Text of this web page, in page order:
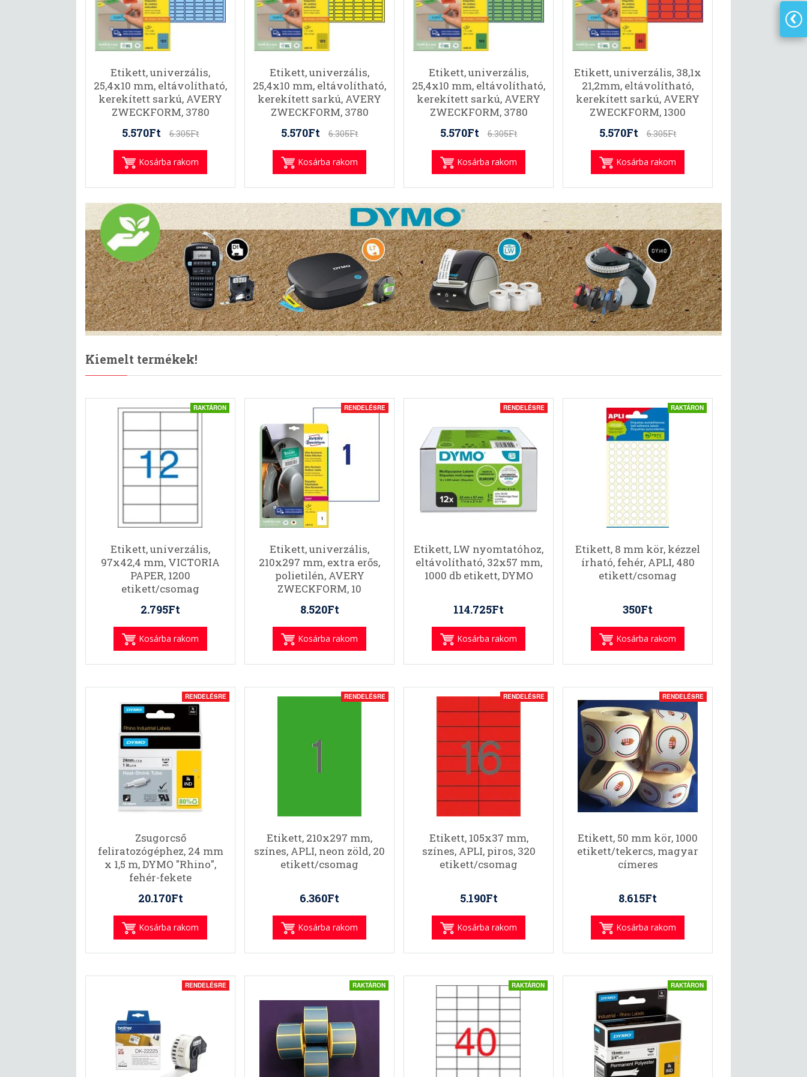
Etikett, univerzális,
25,4x10 mm, eltávolítható,
kerekített sarkú, AVERY
ZWECKFORM, 3780
5.570Ft 6.305Ft
Kosárba rakom
Etikett, univerzális,
25,4x10 mm, eltávolítható,
kerekített sarkú, AVERY
ZWECKFORM, 3780
5.570Ft 6.305Ft
Kosárba rakom
Etikett, univerzális,
25,4x10 mm, eltávolítható,
kerekített sarkú, AVERY
ZWECKFORM, 3780
5.570Ft 6.305Ft
Kosárba rakom
Etikett, univerzális, 38,1x
21,2mm, eltávolítható,
kerekített sarkú, AVERY
ZWECKFORM, 1300
5.570Ft 6.305Ft
Kosárba rakom
Kiemelt termékek!
RAKTÁRON
Etikett, univerzális,
97x42,4 mm, VICTORIA
PAPER, 1200
etikett/csomag
2.795Ft
Kosárba rakom
RENDELÉSRE
Etikett, univerzális,
210x297 mm, extra erős,
polietilén, AVERY
ZWECKFORM, 10
8.520Ft
Kosárba rakom
RENDELÉSRE
Etikett, LW nyomtatóhoz,
eltávolítható, 32x57 mm,
1000 db etikett, DYMO
114.725Ft
Kosárba rakom
RAKTÁRON
Etikett, 8 mm kör, kézzel
írható, fehér, APLI, 480
etikett/csomag
350Ft
Kosárba rakom
RENDELÉSRE
Zsugorcső
feliratozógéphez, 24 mm
x 1,5 m, DYMO "Rhino",
fehér-fekete
20.170Ft
Kosárba rakom
RENDELÉSRE
Etikett, 210x297 mm,
színes, APLI, neon zöld, 20
etikett/csomag
6.360Ft
Kosárba rakom
RENDELÉSRE
Etikett, 105x37 mm,
színes, APLI, piros, 320
etikett/csomag
5.190Ft
Kosárba rakom
RENDELÉSRE
Etikett, 50 mm kör, 1000
etikett/tekercs, magyar
címeres
8.615Ft
Kosárba rakom
RENDELÉSRE RAKTÁRON RAKTÁRON RAKTÁRON